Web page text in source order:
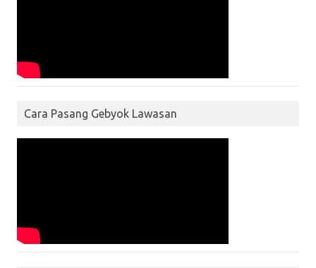
Cara Pasang Gebyok Lawasan